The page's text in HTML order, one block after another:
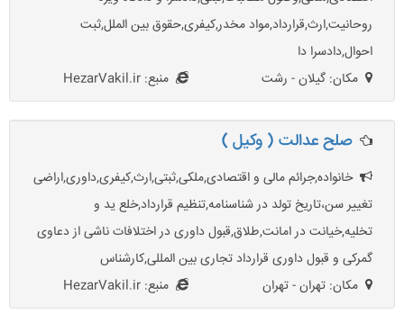
روحانیت,ارث,قرارداد,مواد مخدر,کیفری,حقوق بین الملل,ثبت
احوال,دادسرا دا
مکان: گیلان - رشت
منبع: HezarVakil.ir
صلح عدالت ( وکیل )
خانواده,جرائم مالی و اقتصادی,ملکی,ثبتی,ارث,کیفری,داوری,اراضی
تغییر سن،تاریخ تولد در شناسنامه,تنظیم قرارداد,خلع ید و
تخلیه,خیانت در امانت,طلاق,قبول داوری در اختلافات ناشی از دعاوی
گمرکی و قبول داوری قرارداد تجاری بین المللی,کارشناس
مکان: تهران - تهران
منبع: HezarVakil.ir